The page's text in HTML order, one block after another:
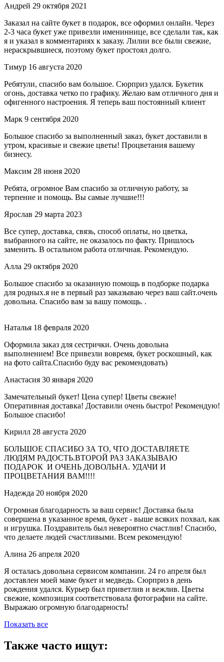
Андрей 29 октября 2021
Заказал на сайте букет в подарок, все оформил онлайн. Через
2-3 часа букет уже привезли имениннице, все сделали так, как
я и указал в комментариях к заказу. Лилии все были свежие,
нераскрывшиеся, поэтому букет простоял долго.
Тимур 16 августа 2020
Ребятули, спасибо вам большое. Сюрприз удался. Букетик
огонь, доставка четко по графику. Желаю вам отличного дня и
офигенного настроения. Я теперь ваш постоянный клиент
Марк 9 сентября 2020
Большое спасибо за выполненный заказ, букет доставили в
утром, красивые и свежие цветы! Процветания вашему
бизнесу.
Максим 28 июня 2020
Ребята, огромное Вам спасибо за отличную работу, за
терпение и помощь. Вы самые лучшие!!!
Ярослав 29 марта 2023
Все супер, доставка, связь, способ оплаты, но цветка,
выбранного на сайте, не оказалось по факту. Пришлось
заменить. В остальном работа отличная. Рекомендую.
Алла 29 октября 2020
Большое спасибо за оказанную помощь в подборке подарка
для родных.я не в первый раз заказываю через ваш сайт.очень
довольна. Спасибо вам за вашу помощь. .
Наталья 18 февраля 2020
Оформила заказ для сестрички. Очень довольна
выполнением! Все привезли вовремя, букет роскошный, как
на фото сайта.Спасибо буду вас рекомендовать)
Анастасия 30 января 2020
Замечательный букет! Цена супер! Цветы свежие!
Оперативная доставка! Доставили очень быстро! Рекомендую!
Большое спасибо!
Кирилл 28 августа 2020
БОЛЬШОЕ СПАСИБО ЗА ТО, ЧТО ДОСТАВЛЯЕТЕ
ЛЮДЯМ РАДОСТЬ.ВТОРОЙ РАЗ ЗАКАЗЫВАЮ
ПОДАРОК И ОЧЕНЬ ДОВОЛЬНА. УДАЧИ И
ПРОЦВЕТАНИЯ ВАМ!!!!
Надежда 20 ноября 2020
Огромная благодарность за ваш сервис! Доставка была
совершена в указанное время, букет - выше всяких похвал, как
и игрушка. Поздравитель был невероятно счастлив! Спасибо,
что делаете людей счастливыми. Всем рекомендую!
Алина 26 апреля 2020
Я осталась довольна сервисом компании. 24 го апреля был
доставлен моей маме букет и медведь. Сюрприз в день
рождения удался. Курьер был приветлив и вежлив. Цветы
свежие, композиция соответствовала фотографии на сайте.
Выражаю огромную благодарность!
Показать все
Также часто ищут: